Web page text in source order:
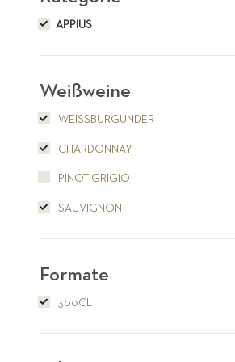
APPIUS
Weißweine
WEISSBURGUNDER
CHARDONNAY
PINOT GRIGIO
SAUVIGNON
Formate
300CL